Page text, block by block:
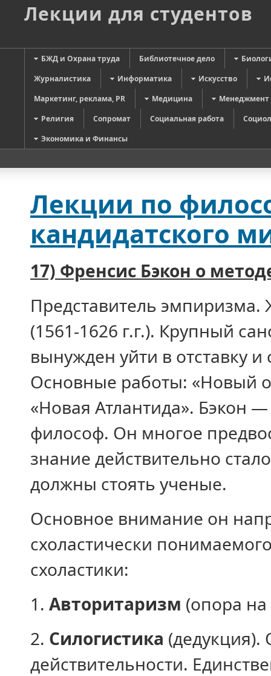
Лекции для студентов
БЖД и Охрана труда Библиотечное дело
Журналистика
Информатика Искусство
Маркетинг, реклама, PR
Медицина
Менеджмент
Религия
Сопромат Социальная работа
Экономика и Финансы
Лекции по
кандидатского
17) Френсис Бэкон о
Представитель
(1561-1626 г.г.). Крупный
вынужден уйти в отставку
Основные работы: «Новый
«Новая Атлантида». Бэкон
философ. Он многое
знание действительно
должны стоять ученые.
Основное внимание он
схоластически
схоластики:
1. Авторитаризм (опора
2. Силогистика (дедукция).
действительности.